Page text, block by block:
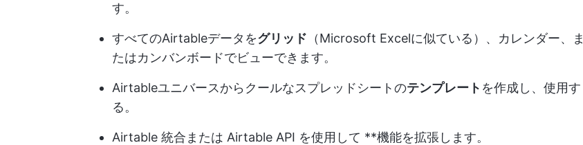
す。
すべてのAirtableデータをグリッド （Microsoft Excelに似ている）、カレンダー、ま
たはカンバンボードでビューできます。
Airtableユニバースからクールなスプレッドシートのテンプレート を作成し、使用す
る。
Airtable 統合または Airtable API を使用して **機能を拡張します。